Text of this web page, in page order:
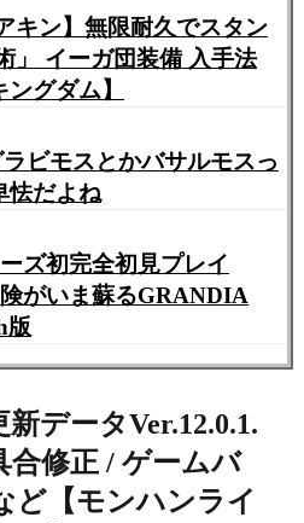
キン】無限耐久でスタン
」 イーガ団装備 入手法
グダム】
ビモスとかバサルモスっ
怯だよね
ズ初完全初見プレイ
版
新データVer.12.0.1.
修正 / ゲームバ
ど【モンハンライ